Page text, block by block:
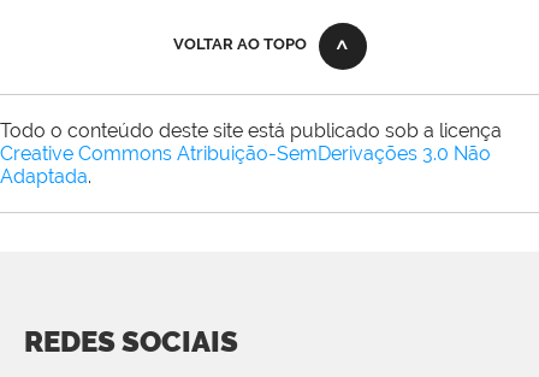
VOLTAR AO TOPO
Todo o conteúdo deste site está publicado sob a licença
Creative Commons Atribuição-SemDerivações 3.0 Não
Adaptada.
REDES SOCIAIS